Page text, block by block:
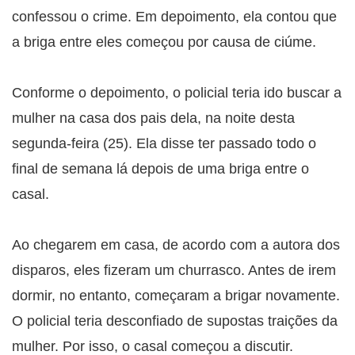
confessou o crime. Em depoimento, ela contou que
a briga entre eles começou por causa de ciúme.
Conforme o depoimento, o policial teria ido buscar a
mulher na casa dos pais dela, na noite desta
segunda-feira (25). Ela disse ter passado todo o
final de semana lá depois de uma briga entre o
casal.
Ao chegarem em casa, de acordo com a autora dos
disparos, eles fizeram um churrasco. Antes de irem
dormir, no entanto, começaram a brigar novamente.
O policial teria desconfiado de supostas traições da
mulher. Por isso, o casal começou a discutir.